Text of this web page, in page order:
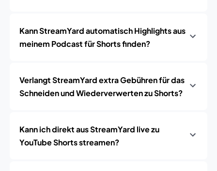
Kann StreamYard automatisch Highlights aus
meinem Podcast für Shorts finden?
Verlangt StreamYard extra Gebühren für das
Schneiden und Wiederverwerten zu Shorts?
Kann ich direkt aus StreamYard live zu
YouTube Shorts streamen?